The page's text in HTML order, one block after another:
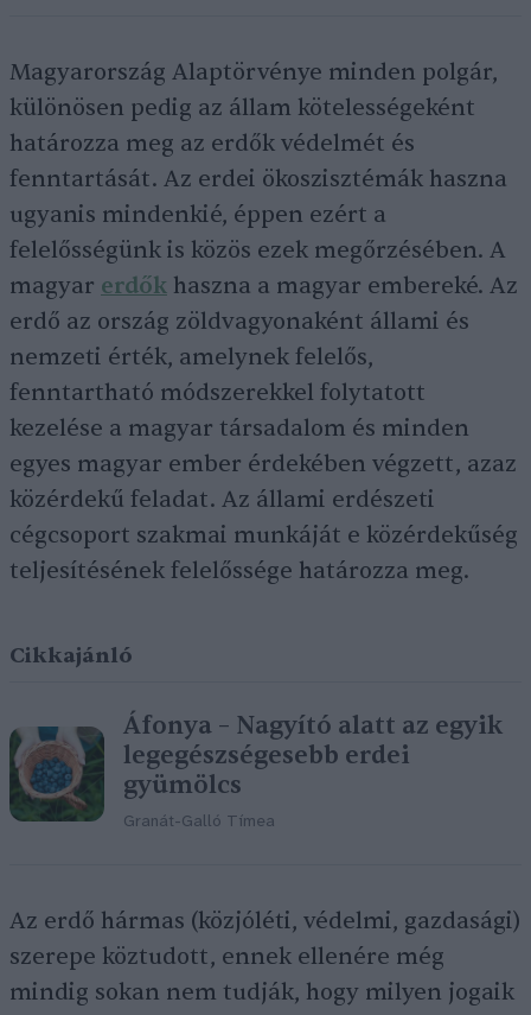
Magyarország Alaptörvénye minden polgár,
különösen pedig az állam kötelességeként
határozza meg az erdők védelmét és
fenntartását. Az erdei ökoszisztémák haszna
ugyanis mindenkié, éppen ezért a
felelősségünk is közös ezek megőrzésében. A
magyar erdők haszna a magyar embereké. Az
erdő az ország zöldvagyonaként állami és
nemzeti érték, amelynek felelős,
fenntartható módszerekkel folytatott
kezelése a magyar társadalom és minden
egyes magyar ember érdekében végzett, azaz
közérdekű feladat. Az állami erdészeti
cégcsoport szakmai munkáját e közérdekűség
teljesítésének felelőssége határozza meg.
Cikkajánló
Áfonya – Nagyító alatt az egyik
legegészségesebb erdei
gyümölcs
Granát-Galló Tímea
Az erdő hármas (közjóléti, védelmi, gazdasági)
szerepe köztudott, ennek ellenére még
mindig sokan nem tudják, hogy milyen jogaik